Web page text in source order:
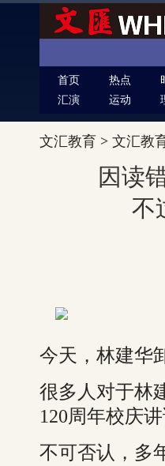
首页 热点
汇演
运动
文汇教育 > 文汇教
因读
不
今天，林建华
很多人对于林
120周年校庆
不可否认，多